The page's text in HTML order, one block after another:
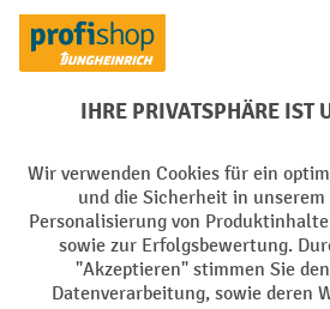
Elektrogeräte Rückname
Batterie Rückname
Impressum Datenschutz